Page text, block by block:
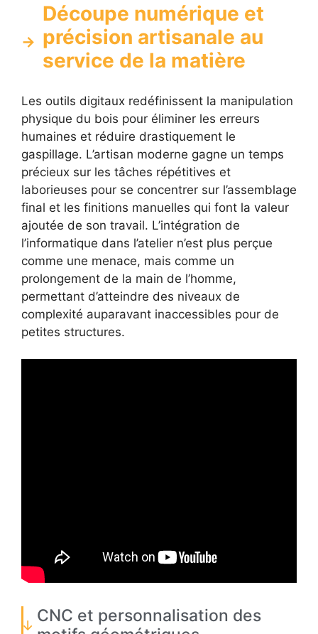
Découpe numérique et
précision artisanale au
service de la matière
Les outils digitaux redéfinissent la manipulation
physique du bois pour éliminer les erreurs
humaines et réduire drastiquement le
gaspillage. L’artisan moderne gagne un temps
précieux sur les tâches répétitives et
laborieuses pour se concentrer sur l’assemblage
final et les finitions manuelles qui font la valeur
ajoutée de son travail. L’intégration de
l’informatique dans l’atelier n’est plus perçue
comme une menace, mais comme un
prolongement de la main de l’homme,
permettant d’atteindre des niveaux de
complexité auparavant inaccessibles pour de
petites structures.
CNC et personnalisation des